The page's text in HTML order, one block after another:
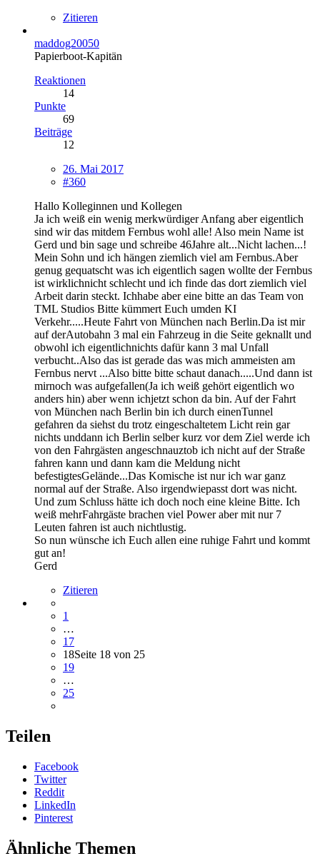
Zitieren
maddog20050
Papierboot-Kapitän
Reaktionen
14
Punkte
69
Beiträge
12
26. Mai 2017
#360
Hallo Kolleginnen und Kollegen
Ja ich weiß ein wenig merkwürdiger Anfang aber eigentlich
sind wir das mitdem Fernbus wohl alle! Also mein Name ist
Gerd und bin sage und schreibe 46Jahre alt...Nicht lachen...!
Mein Sohn und ich hängen ziemlich viel am Fernbus.Aber
genug gequatscht was ich eigentlich sagen wollte der Fernbus
ist wirklichnicht schlecht und ich finde das dort ziemlich viel
Arbeit darin steckt. Ichhabe aber eine bitte an das Team von
TML Studios Bitte kümmert Euch umden KI
Verkehr.....Heute Fahrt von München nach Berlin.Da ist mir
auf derAutobahn 3 mal ein Fahrzeug in die Seite geknallt und
obwohl ich eigentlichnichts dafür kann 3 mal Unfall
verbucht..Also das ist gerade das was mich ammeisten am
Fernbus nervt ...Also bitte bitte schaut danach.....Und dann ist
mirnoch was aufgefallen(Ja ich weiß gehört eigentlich wo
anders hin) aber wenn ichjetzt schon da bin. Auf der Fahrt
von München nach Berlin bin ich durch einenTunnel
gefahren da siehst du trotz eingeschaltetem Licht rein gar
nichts unddann ich Berlin selber kurz vor dem Ziel werde ich
von den Fahrgästen angeschnauztob ich nicht auf der Straße
fahren kann und dann kam die Meldung nicht
befestigtesGelände...Das Komische ist nur ich war ganz
normal auf der Straße. Also irgendwiepasst dort was nicht.
Und zum Schluss hätte ich doch noch eine kleine Bitte. Ich
weiß mehrFahrgäste brachen viel Power aber mit nur 7
Leuten fahren ist auch nichtlustig.
So nun wünsche ich Euch allen eine ruhige Fahrt und kommt
gut an!
Gerd
Zitieren
1
…
17
18Seite 18 von 25
19
…
25
Teilen
Facebook
Twitter
Reddit
LinkedIn
Pinterest
Ähnliche Themen